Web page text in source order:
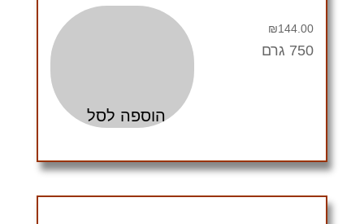
₪144.00
הוספה לסל
750 גרם